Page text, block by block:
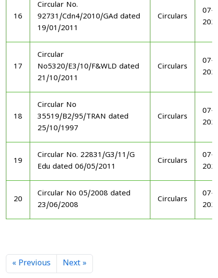
16
Circular No.
92731/Cdn4/2010/GAd dated
19/01/2011
Circulars
07-
17
Circular
No5320/E3/10/F&WLD dated
21/10/2011
Circulars
07-
18
Circular No
35519/B2/95/TRAN dated
25/10/1997
Circulars
07-
19
Circular No. 22831/G3/11/G
Edu dated 06/05/2011
Circulars
07-
20
Circular No 05/2008 dated
23/06/2008
Circulars
07-
« Previous Next »